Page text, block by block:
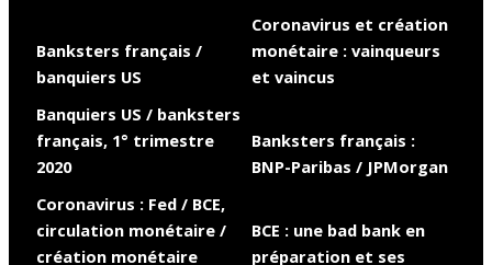
Banksters français /
banquiers US
Coronavirus et création
monétaire : vainqueurs
et vaincus
Banquiers US / banksters
français, 1° trimestre
2020
Banksters français :
BNP-Paribas / JPMorgan
Coronavirus : Fed / BCE,
circulation monétaire /
création monétaire
BCE : une bad bank en
préparation et ses